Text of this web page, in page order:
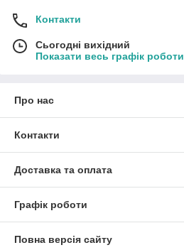
Контакти
Сьогодні вихідний
Показати весь графік роботи
Про нас
Контакти
Доставка та оплата
Графік роботи
Повна версія сайту